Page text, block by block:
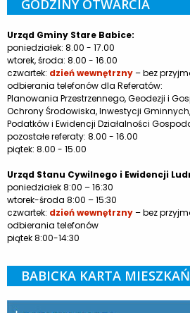
GODZINY OTWARCIA
Urząd Gminy Stare Babice:
poniedziałek: 8.00 - 17.00
wtorek, środa: 8.00 - 16.00
czwartek: dzień wewnętrzny– bez
odbierania telefonów dla Referatów:
Planowania Przestrzennego, Geodezji i
Ochrony Środowiska, Inwestycji
Podatków i Ewidencji Działalności
pozostałe referaty: 8.00 - 16.00
piątek: 8.00 - 15.00
Urząd Stanu Cywilnego i Ewidencji
poniedziałek 8:00 – 16:30
wtorek-środa 8:00 – 15:30
czwartek: dzień wewnętrzny– bez
odbierania telefonów
piątek 8:00-14:30
BABICKA KARTA